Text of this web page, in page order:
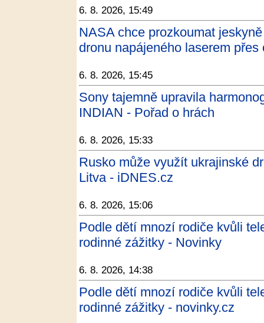
6. 8. 2026, 15:49
NASA chce prozkoumat
dronu napájeného laserem
6. 8. 2026, 15:45
Sony tajemně upravila
INDIAN - Pořad o hrách
6. 8. 2026, 15:33
Rusko může využít ukrajinské
Litva - iDNES.cz
6. 8. 2026, 15:06
Podle dětí mnozí rodiče kvůli
rodinné zážitky - Novinky
6. 8. 2026, 14:38
Podle dětí mnozí rodiče kvůli
rodinné zážitky - novinky.cz